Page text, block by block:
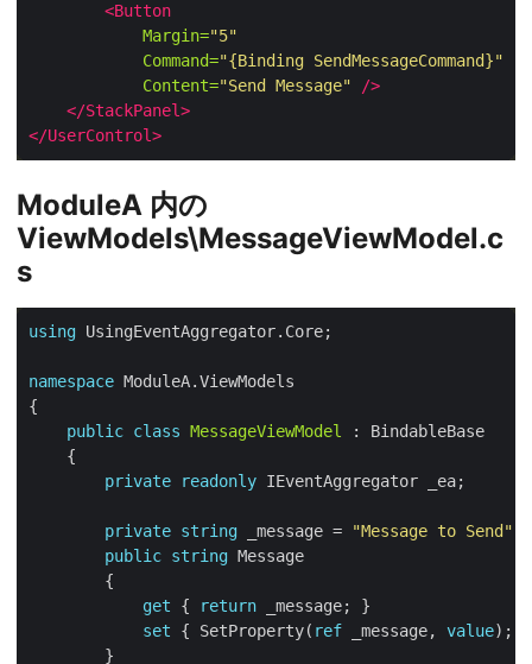
<Button
Margin="5"
Command="{Binding SendMessageCommand}"
Content="Send Message"
/>
</StackPanel>
</UserControl>
ModuleA 内の
ViewModels\MessageViewModel.c
s
using
namespace
public class MessageViewModel
private
readonly
private string _message = "Message to Send"
public string
get { return
set { SetProperty( ref _message, value